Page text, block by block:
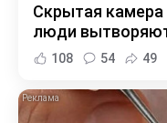
Скрытая
люди
108 54 49